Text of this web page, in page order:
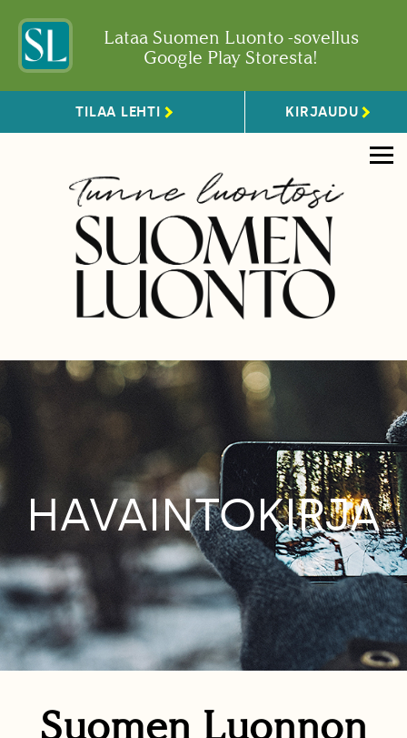
Lataa Suomen Luonto -sovellus
Google Play Storesta!
TILAA LEHTI KIRJAUDU
HAVAINTOKIRJA
Suomen Luonnon